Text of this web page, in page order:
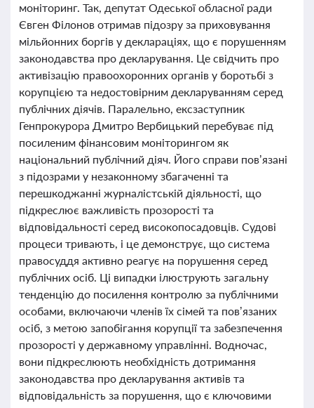
моніторинг. Так, депутат Одеської обласної ради
Євген Філонов отримав підозру за приховування
мільйонних боргів у деклараціях, що є порушенням
законодавства про декларування. Це свідчить про
активізацію правоохоронних органів у боротьбі з
корупцією та недостовірним декларуванням серед
публічних діячів. Паралельно, ексзаступник
Генпрокурора Дмитро Вербицький перебуває під
посиленим фінансовим моніторингом як
національний публічний діяч. Його справи пов’язані
з підозрами у незаконному збагаченні та
перешкоджанні журналістській діяльності, що
підкреслює важливість прозорості та
відповідальності серед високопосадовців. Судові
процеси тривають, і це демонструє, що система
правосуддя активно реагує на порушення серед
публічних осіб. Ці випадки ілюструють загальну
тенденцію до посилення контролю за публічними
особами, включаючи членів їх сімей та пов’язаних
осіб, з метою запобігання корупції та забезпечення
прозорості у державному управлінні. Водночас,
вони підкреслюють необхідність дотримання
законодавства про декларування активів та
відповідальність за порушення, що є ключовими